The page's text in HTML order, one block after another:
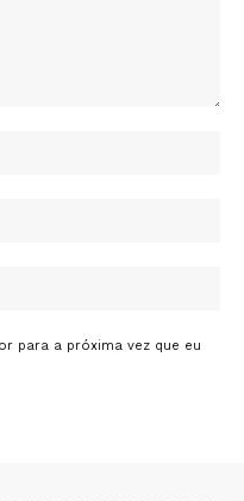
para a próxima vez que eu